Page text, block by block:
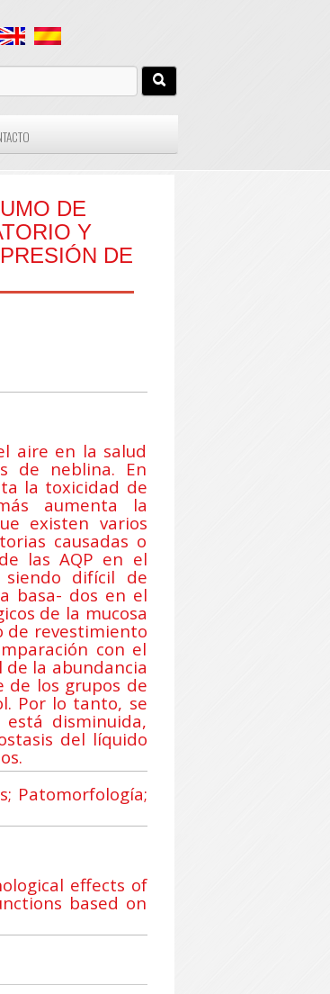
DE
Y
DE
aire en la salud
de neblina. En
la toxicidad de
aumenta la
existen varios
causadas o
las AQP en el
siendo difícil de
basa- dos en el
de la mucosa
de revestimiento
con el
la abundancia
de los grupos de
Por lo tanto, se
disminuida,
del líquido
Patomorfología;
effects of
based on